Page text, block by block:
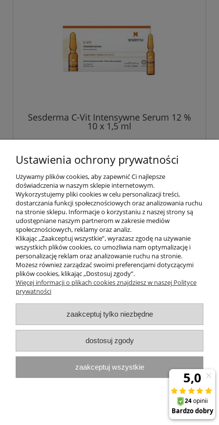
Sesderma C-Vit Intensywne Serum 12 %
10 x 1,5 ml
do koszyka
Silnie regenerujący krem do stóp Theo
Marvee UREEXTRA FOOT CREAM 200 ML
Ustawienia ochrony prywatności
Używamy plików cookies, aby zapewnić Ci najlepsze
doświadczenia w naszym sklepie internetowym.
Wykorzystujemy pliki cookies w celu personalizacji treści,
dostarczania funkcji społecznościowych oraz analizowania ruchu
na stronie sklepu. Informacje o korzystaniu z naszej strony są
udostępniane naszym partnerom w zakresie mediów
społecznościowych, reklamy oraz analiz.
Klikając „Zaakceptuj wszystkie”, wyrażasz zgodę na używanie
wszystkich plików cookies, co umożliwia nam optymalizację i
personalizację reklam oraz analizowanie ruchu na stronie.
Możesz również zarządzać swoimi preferencjami dotyczącymi
plików cookies, klikając „Dostosuj zgody”.
Więcej informacji o plikach cookies znajdziesz w naszej Polityce
prywatności
zaakceptuj tylko niezbędne
dostosuj zgody
zaakceptuj wszystkie